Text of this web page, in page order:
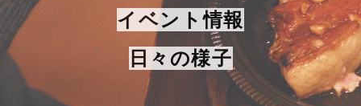
イベント情報
日々の様子